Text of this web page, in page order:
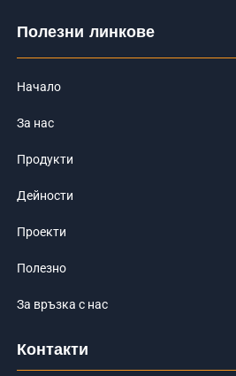
f
Полезни линкове
Начало
За нас
Продукти
Дейности
Проекти
Полезно
За връзка с нас
Контакти